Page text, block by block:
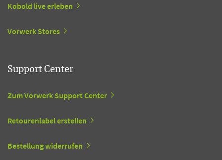
Kobold live erleben
Vorwerk Stores
Support Center
Zum Vorwerk Support Center
Retourenlabel erstellen
Bestellung widerrufen